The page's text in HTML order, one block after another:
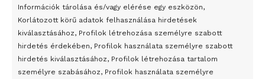
Információk tárolása és/vagy elérése egy eszközön,
Korlátozott körű adatok felhasználása hirdetések
kiválasztásához, Profilok létrehozása személyre szabott
hirdetés érdekében, Profilok használata személyre szabott
hirdetés kiválasztásához, Profilok létrehozása tartalom
személyre szabásához, Profilok használata személyre
Átmenetileg szünetelnek az összecsapások Bahmutnál
Egy vagyonért adták el Banksy művét miután elégették.
Az 1950-ben elhunyt alkotók művei szabadon